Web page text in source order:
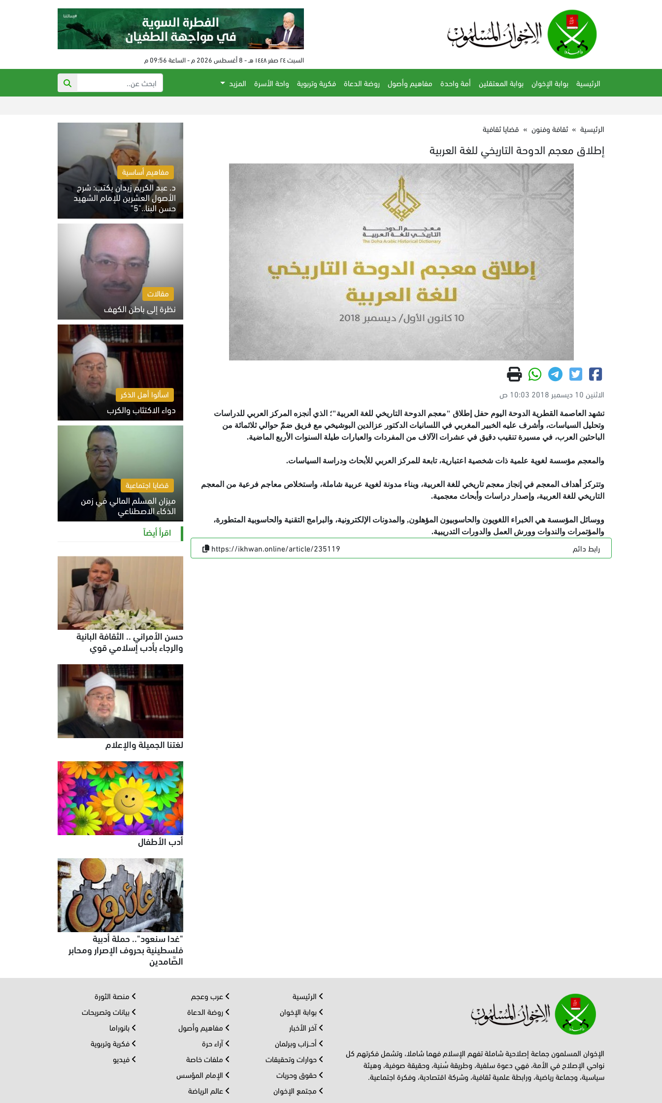
السبت ٢٤ صفر ١٤٤٨ هـ - 8 أغسطس 2026 م - الساعة 09:56 م
الرئيسية بوابة الإخوان بوابة المعتقلين أمة واحدة مفاهيم وأصول روضة الدعاة فكرية وتربوية واحة الأسرة
المزيد
الرئيسية » ثقافة وفنون » قضايا ثقافية
إطلاق معجم الدوحة التاريخي للغة العربية
الاثنين 10 ديسمبر 2018 10:03 ص
تشهد العاصمة القطرية الدوحة اليوم حفل إطلاق "معجم الدوحة التاريخي للغة العربية"؛ الذي أنجزه المركز العربي للدراسات
وتحليل السياسات، وأشرف عليه الخبير المغربي في اللسانيات الدكتور عزالدين البوشيخي مع فريق ضمّ حوالي ثلاثمائة من
الباحثين العرب، في مسيرة تنقيب دقيق في عشرات الآلاف من المفردات والعبارات طيلة السنوات الأربع الماضية.
والمعجم مؤسسة لغوية علمية ذات شخصية اعتبارية، تابعة للمركز العربي للأبحاث ودراسة السياسات.
وتتركز أهداف المعجم في إنجاز معجم تاريخي للغة العربية، وبناء مدونة لغوية عربية شاملة، واستخلاص معاجم فرعية من المعجم
التاريخي للغة العربية، وإصدار دراسات وأبحاث معجمية.
ووسائل المؤسسة هي الخبراء اللغويون والحاسوبيون المؤهلون, والمدونات الإلكترونية، والبرامج التقنية والحاسوبية المتطورة،
والمؤتمرات والندوات وورش العمل والدورات التدريبية.
رابط دائم https://ikhwan.online/article/235119
مفاهيم أساسية
د. عبد الكريم زيدان يكتب: شرح
الأصول العشرين للإمام الشهيد
حسن البنا.."5"
السبت 8 أغسطس 2026 10:46 ص
مقالات
نظرة إلى باطن الكهف
السبت 8 أغسطس 2026 11:04 ص
اسألوا أهل الذكر
دواء الاكتئاب والكرب
السبت 8 أغسطس 2026 10:54 ص
قضايا اجتماعية
ميزان المسلم المالي في زمن
الذكاء الاصطناعي
السبت 8 أغسطس 2026 11:21 ص
اقرأ أيضاً
حسن الأمراني .. الثقافة البانية
والرجاء بأدب إسلامي قوي
لغتنا الجميلة والإعلام
أدب الأطفال
"غدا سنعود".. حملة أدبية
فلسطينية بحروف الإصرار ومحابر
الصَّامدين
الإخوان المسلمون جماعة إصلاحية شاملة تفهم الإسلام فهما شاملا، وتشمل فكرتهم كل
نواحي الإصلاح في الأمة، فهي دعوة سلفية، وطريقة سُنية، وحقيقة صوفية، وهيئة
سياسية، وجماعة رياضية، ورابطة علمية ثقافية، وشركة اقتصادية، وفكرة اجتماعية.
الرئيسية
بوابة الإخوان
آخر الأخبار
أحــزاب وبرلمان
حوارات وتحقيقات
حقوق وحريات
مجتمع الإخوان
عرب وعجم
روضة الدعاة
مفاهيم وأصول
آراء حرة
ملفات خاصة
الإمام المؤسس
عالم الرياضة
منصة الثورة
بيانات وتصريحات
بانوراما
فكرية وتربوية
فيديو